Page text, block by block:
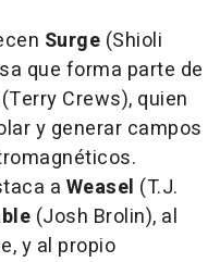
Surge (Shioli
que forma parte de
(Terry Crews), quien
y generar campos
a Weasel (T.J.
(Josh Brolin), al
y al propio